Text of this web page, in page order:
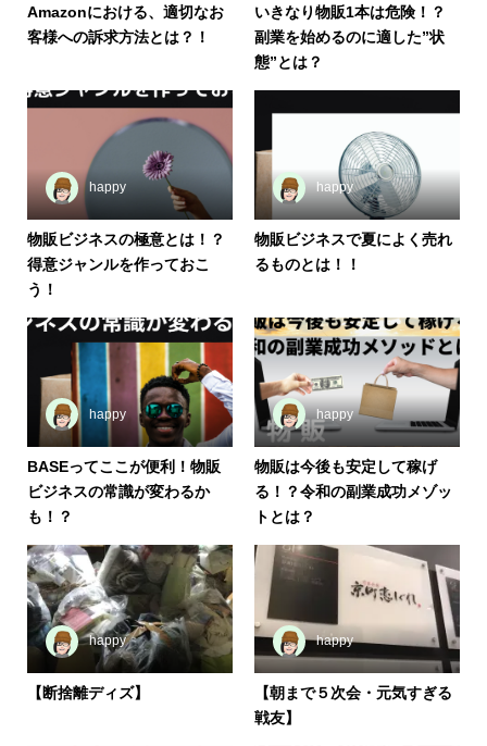
Amazonにおける、適切なお
客様への訴求方法とは？！
いきなり物販1本は危険！？
副業を始めるのに適した”状
態”とは？
happy
物販ビジネスの極意とは！？
得意ジャンルを作っておこ
う！
happy
物販ビジネスで夏によく売れ
るものとは！！
happy
BASEってここが便利！物販
ビジネスの常識が変わるか
も！？
happy
物販は今後も安定して稼げ
る！？令和の副業成功メゾッ
トとは？
happy
【断捨離ディズ】
happy
【朝まで５次会・元気すぎる
戦友】